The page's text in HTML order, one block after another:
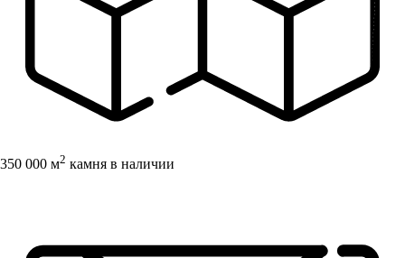
350 000 м2 камня в наличии